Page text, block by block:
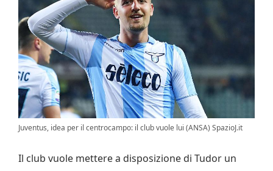
Juventus, idea per il centrocampo: il club vuole lui (ANSA) SpazioJ.it
Il club vuole mettere a disposizione di Tudor un